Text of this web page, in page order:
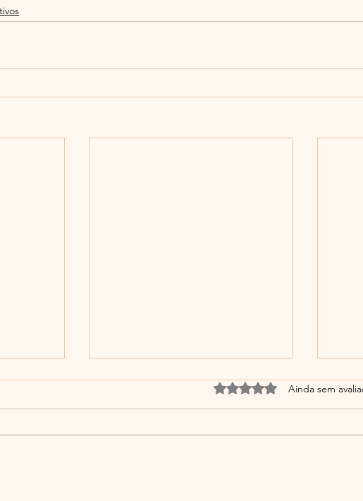
Avaliado com 0 de 5
Ainda sem